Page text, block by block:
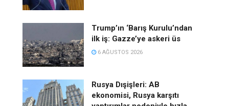
Trump’ın ‘Barış Kurulu’ndan
ilk iş: Gazze’ye askeri üs
6 AĞUSTOS 2026
Rusya Dışişleri: AB
ekonomisi, Rusya karşıtı